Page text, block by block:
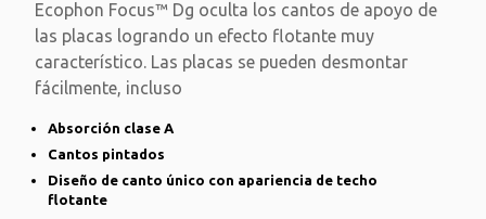
Ecophon Focus™ Dg oculta los cantos de apoyo de
las placas logrando un efecto flotante muy
característico. Las placas se pueden desmontar
fácilmente, incluso
Absorción clase A
Cantos pintados
Diseño de canto único con apariencia de techo
flotante